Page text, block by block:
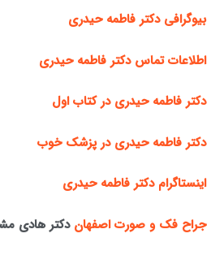
بیوگرافی دکتر فاطمه حیدری
اطلاعات تماس دکتر فاطمه حیدری
دکتر فاطمه حیدری در کتاب اول
دکتر فاطمه حیدری در پزشک خوب
اینستاگرام دکتر فاطمه حیدری
جراح فک و صورت اصفهان دکتر هادی